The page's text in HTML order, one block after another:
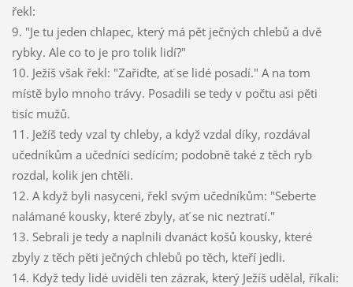
řekl:
9. "Je tu jeden chlapec, který má pět ječných chlebů a dvě
rybky. Ale co to je pro tolik lidí?"
10. Ježíš však řekl: "Zařiďte, ať se lidé posadí." A na tom
místě bylo mnoho trávy. Posadili se tedy v počtu asi pěti
tisíc mužů.
11. Ježíš tedy vzal ty chleby, a když vzdal díky, rozdával
učedníkům a učedníci sedícím; podobně také z těch ryb
rozdal, kolik jen chtěli.
12. A když byli nasyceni, řekl svým učedníkům: "Seberte
nalámané kousky, které zbyly, ať se nic neztratí."
13. Sebrali je tedy a naplnili dvanáct košů kousky, které
zbyly z těch pěti ječných chlebů po těch, kteří jedli.
14. Když tedy lidé uviděli ten zázrak, který Ježíš udělal, říkali: